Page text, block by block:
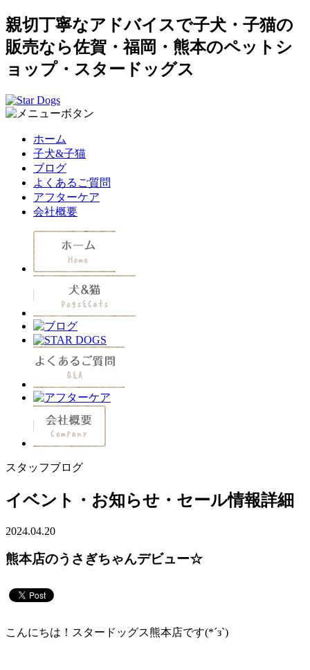
親切丁寧なアドバイスで子犬・子猫の
販売なら佐賀・福岡・熊本のペットシ
ョップ・スタードッグス
ホーム
子犬&子猫
ブログ
よくあるご質問
アフターケア
会社概要
スタッフブログ
イベント・お知らせ・セール情報詳細
2024.04.20
熊本店のうさぎちゃんデビュー☆
こんにちは！スタードッグス熊本店です(*´з`)